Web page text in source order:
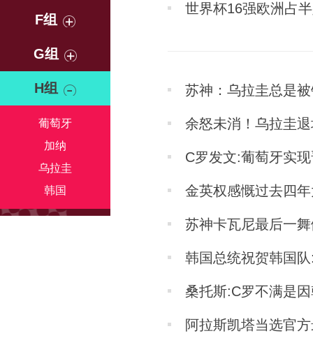
F组
G组
H组
葡萄牙
加纳
乌拉圭
韩国
世界杯16强欧洲占
苏神：乌拉圭总是
余怒未消！乌拉圭
C罗发文:葡萄牙实
金英权感慨过去四
苏神卡瓦尼最后一
韩国总统祝贺韩国
桑托斯:C罗不满是
阿拉斯凯塔当选官